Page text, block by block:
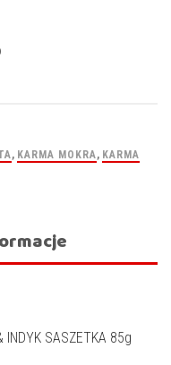
, KARMA MOKRA, KARMA
INDYK SASZETKA 85g